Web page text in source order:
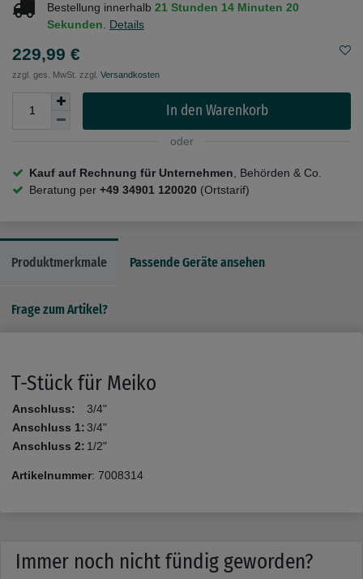
Bestellung innerhalb 21 Stunden 14 Minuten 20
Sekunden
Details
229,99 €
zzgl. ges. MwSt. zzgl. Versandkosten
In den Warenkorb
oder
Kauf auf Rechnung für Unternehmen , Behörden & Co.
Beratung per +49 34901 120020 (Ortstarif)
Produktmerkmale Passende Geräte ansehen
Frage zum Artikel?
T-Stück für Meiko
Anschluss:
3/4"
Anschluss 1:3/4"
Anschluss 2: 1/2"
Artikelnummer: 7008314
Immer noch nicht fündig geworden?